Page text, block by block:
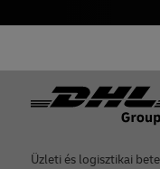
Lábléc
Üzleti és logisztikai